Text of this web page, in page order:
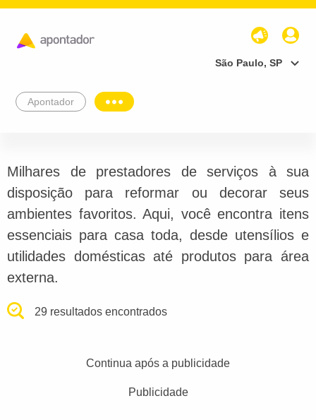
São Paulo, SP
Apontador
Milhares de prestadores de serviços à sua
disposição para reformar ou decorar seus
ambientes favoritos. Aqui, você encontra itens
essenciais para casa toda, desde utensílios e
utilidades domésticas até produtos para área
externa.
29 resultados encontrados
Continua após a publicidade
Publicidade